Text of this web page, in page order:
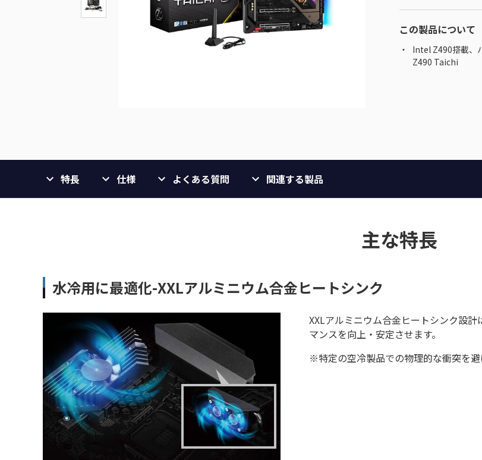
この製品について
Intel Z490搭載、
Z490 Taichi
特長 仕様 よくある質問 関連する製品
主な特長
水冷用に最適化-XXLアルミニウム合金ヒートシンク
XXLアルミニウム合金ヒートシンク設
マンスを向上・安定させます。
※特定の空冷製品での物理的な衝突を避